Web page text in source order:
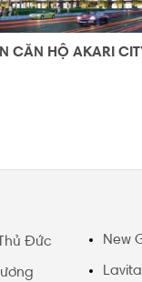
CĂN HỘ AKARI
Đức New